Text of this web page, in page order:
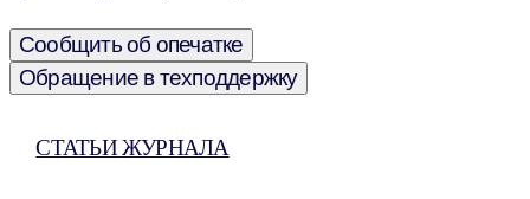
Сообщить об опечатке
Обращение в техподдержку
СТАТЬИ ЖУРНАЛА